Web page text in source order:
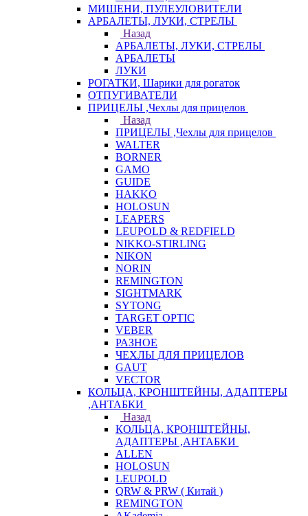
МИШЕНИ, ПУЛЕУЛОВИТЕЛИ
АРБАЛЕТЫ, ЛУКИ, СТРЕЛЫ
Назад
АРБАЛЕТЫ, ЛУКИ, СТРЕЛЫ
АРБАЛЕТЫ
ЛУКИ
РОГАТКИ, Шарики для рогаток
ОТПУГИВАТЕЛИ
ПРИЦЕЛЫ ,Чехлы для прицелов
Назад
ПРИЦЕЛЫ ,Чехлы для прицелов
WALTER
BORNER
GAMO
GUIDE
HAKKO
HOLOSUN
LEAPERS
LEUPOLD & REDFIELD
NIKKO-STIRLING
NIKON
NORIN
REMINGTON
SIGHTMARK
SYTONG
TARGET OPTIC
VEBER
РАЗНОЕ
ЧЕХЛЫ ДЛЯ ПРИЦЕЛОВ
GAUT
VECTOR
КОЛЬЦА, КРОНШТЕЙНЫ, АДАПТЕРЫ
,АНТАБКИ
Назад
КОЛЬЦА, КРОНШТЕЙНЫ,
АДАПТЕРЫ ,АНТАБКИ
ALLEN
HOLOSUN
LEUPOLD
QRW & PRW ( Китай )
REMINGTON